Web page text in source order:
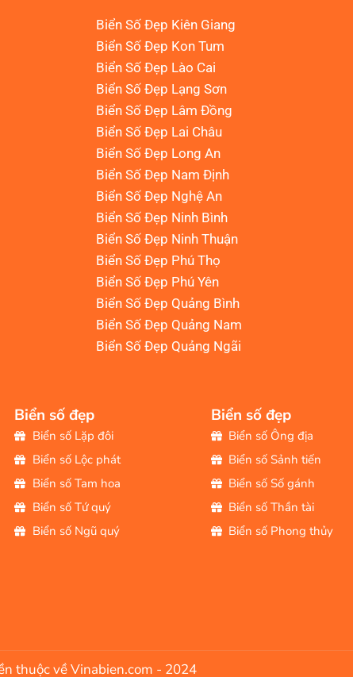
Biển Số Đẹp Kiên Giang
Biển Số Đẹp Kon Tum
Biển Số Đẹp Lào Cai
Biển Số Đẹp Lạng Sơn
Biển Số Đẹp Lâm Đồng
Biển Số Đẹp Lai Châu
Biển Số Đẹp Long An
Biển Số Đẹp Nam Định
Biển Số Đẹp Nghệ An
Biển Số Đẹp Ninh Bình
Biển Số Đẹp Ninh Thuận
Biển Số Đẹp Phú Thọ
Biển Số Đẹp Phú Yên
Biển Số Đẹp Quảng Bình
Biển Số Đẹp Quảng Nam
Biển Số Đẹp Quảng Ngãi
Biển số đẹp
Biển số Lặp đôi
Biển số Lộc phát
Biển số Tam hoa
Biển số Tứ quý
Biển số Ngũ quý
Biển số đẹp
Biển số Ông địa
Biển số Sảnh tiến
Biển số Số gánh
Biển số Thần tài
Biển số Phong thủy
thuộc về Vinabien.com - 2024